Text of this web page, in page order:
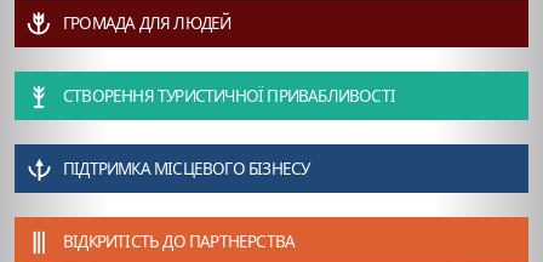
ГРОМАДА ДЛЯ ЛЮДЕЙ
СТВОРЕННЯ ТУРИСТИЧНОЇ ПРИВАБЛИВОСТІ
ПІДТРИМКА МІСЦЕВОГО БІЗНЕСУ
ВІДКРИТІСТЬ ДО ПАРТНЕРСТВА